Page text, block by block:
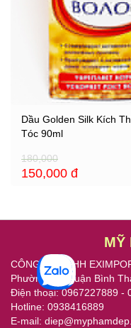
Dầu Golden Silk Kích
Tóc 90ml
180,000
150,000 đ
MỸ
CÔNG TY TNHH
Phường 21, Quận Bình
Điện thoại: 0967227889 -
Hotline: 0938416889
E-mail: